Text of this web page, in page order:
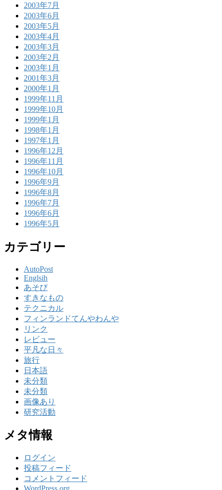
2003年7月
2003年6月
2003年5月
2003年4月
2003年3月
2003年2月
2003年1月
2001年3月
2000年1月
1999年11月
1999年10月
1999年1月
1998年1月
1997年1月
1996年12月
1996年11月
1996年10月
1996年9月
1996年8月
1996年7月
1996年6月
1996年5月
カテゴリー
AutoPost
Englsih
あそび
すきなもの
テクニカル
フィンランドてんやわんや
リンク
レビュー
平凡な日々
旅行
日本語
未分類
未分類
画像あり
研究活動
メタ情報
ログイン
投稿フィード
コメントフィード